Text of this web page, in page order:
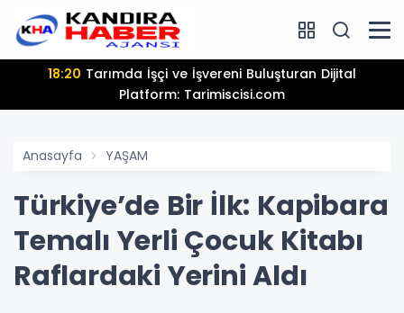
18:20
Platform: Tarimiscisi.com
Anasayfa YAŞAM
Türkiye’de Bir İlk: Kapibara
Temalı Yerli Çocuk Kitabı
Raflardaki Yerini Aldı